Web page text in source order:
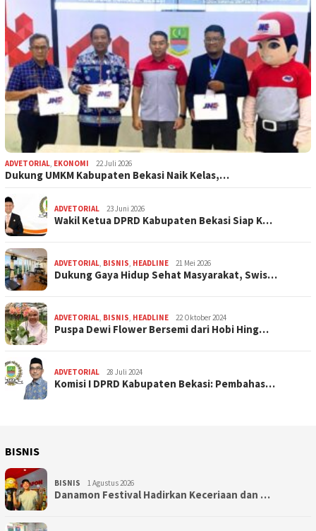
ADVETORIAL EKONOMI 22 Juli 2026
Dukung UMKM Kabupaten Bekasi Naik Kelas,…
ADVETORIAL 23 Juni 2026
Wakil Ketua DPRD Kabupaten Bekasi Siap K…
ADVETORIAL BISNIS HEADLINE 21 Mei 2026
Dukung Gaya Hidup Sehat Masyarakat, Swis…
ADVETORIAL BISNIS HEADLINE 22 Oktober 2024
Puspa Dewi Flower Bersemi dari Hobi Hing…
ADVETORIAL 28 Juli 2024
Komisi I DPRD Kabupaten Bekasi: Pembahas…
BISNIS
BISNIS 1 Agustus 2026
Danamon Festival Hadirkan Keceriaan dan …